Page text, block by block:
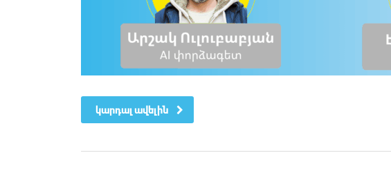
կարդալ ավելին